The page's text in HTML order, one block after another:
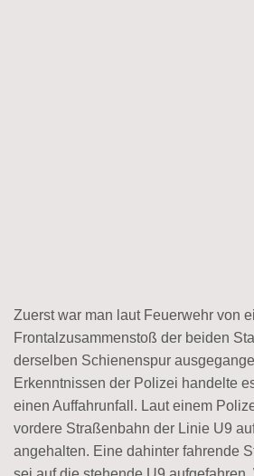
Zuerst war man laut Feuerwehr von
Frontalzusammenstoß der beiden
derselben Schienenspur
Erkenntnissen der Polizei handelte
einen Auffahrunfall. Laut einem
vordere Straßenbahn der Linie U9
angehalten. Eine dahinter fahrende